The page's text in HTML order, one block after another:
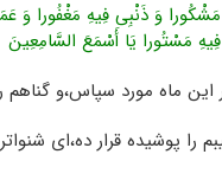
وَ ذَنْبِی فِیهِ مَغْفُورا وَ
مَسْتُورا یَا أَسْمَعَ السَّامِعِینَ
ماه مورد سپاس،و گناهم
را پوشیده قرار ده،اى